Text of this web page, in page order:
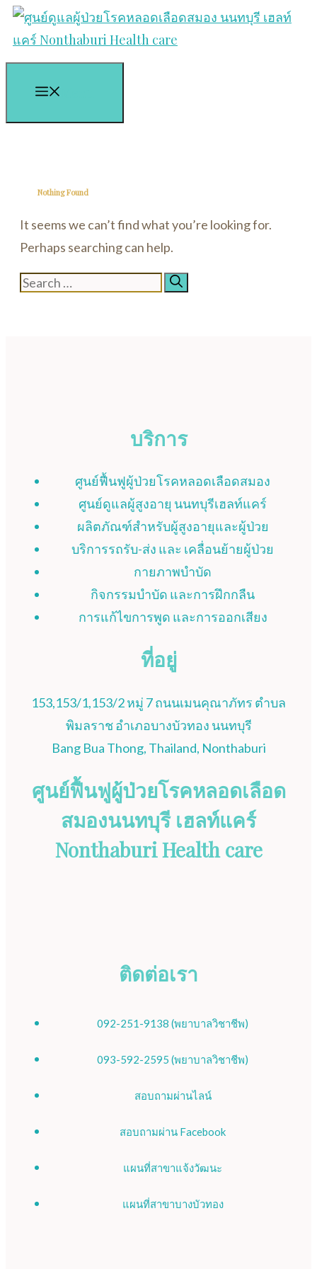
Skip
to
content
Nothing Found
It seems we can’t find what you’re looking for.
Perhaps searching can help.
Search
บริการ
ศูนย์ฟื้นฟูผู้ป่วยโรคหลอดเลือดสมอง
ศูนย์ดูแลผู้สูงอายุ นนทบุรีเฮลท์แคร์
ผลิตภัณฑ์สำหรับผู้สูงอายุและผู้ป่วย
บริการรถรับ-ส่ง และ เคลื่อนย้ายผู้ป่วย
กายภาพบำบัด
กิจกรรมบำบัด และการฝึกกลืน
การแก้ไขการพูด และการออกเสียง
ที่อยู่
153,153/1,153/2 หมู่ 7 ถนนเมนคุณาภัทร ตำบล
พิมลราช อำเภอบางบัวทอง นนทบุรี
Bang Bua Thong, Thailand, Nonthaburi
ศูนย์ฟื้นฟูผู้ป่วยโรคหลอดเลือด
สมองนนทบุรี เฮลท์แคร์
Nonthaburi Health care
ติดต่อเรา
092-251-9138 (พยาบาลวิชาชีพ)
093-592-2595 (พยาบาลวิชาชีพ)
สอบถามผ่านไลน์
สอบถามผ่าน Facebook
แผนที่สาขาแจ้งวัฒนะ
แผนที่สาขาบางบัวทอง